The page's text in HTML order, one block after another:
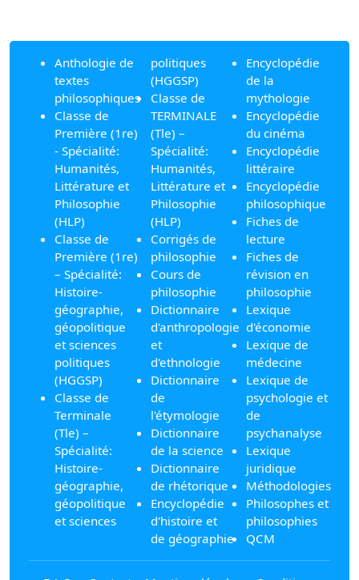
Anthologie de
textes
philosophiques
Classe de
Première (1re)
- Spécialité:
Humanités,
Littérature et
Philosophie
(HLP)
Classe de
Première (1re)
– Spécialité:
Histoire-
géographie,
géopolitique
et sciences
politiques
(HGGSP)
Classe de
Terminale
(Tle) –
Spécialité:
Histoire-
géographie,
géopolitique
et sciences
politiques
(HGGSP)
Classe de
TERMINALE
(Tle) –
Spécialité:
Humanités,
Littérature et
Philosophie
(HLP)
Corrigés de
philosophie
Cours de
philosophie
Dictionnaire
d'anthropologie
et
d'ethnologie
Dictionnaire
de
l'étymologie
Dictionnaire
de la science
Dictionnaire
de rhétorique
Encyclopédie
d'histoire et
de géographie
Encyclopédie
de la
mythologie
Encyclopédie
du cinéma
Encyclopédie
littéraire
Encyclopédie
philosophique
Fiches de
lecture
Fiches de
révision en
philosophie
Lexique
d'économie
Lexique de
médecine
Lexique de
psychologie et
de
psychanalyse
Lexique
juridique
Méthodologies
Philosophes et
philosophies
QCM